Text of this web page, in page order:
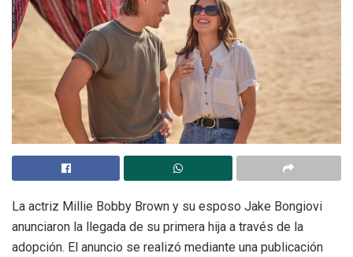
La actriz Millie Bobby Brown y su esposo Jake Bongiovi
anunciaron la llegada de su primera hija a través de la
adopción. El anuncio se realizó mediante una publicación